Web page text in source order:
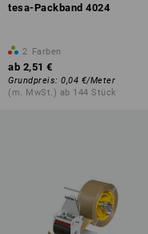
tesa-Packband 4024
2 Farben
ab 2,51 €
Grundpreis: 0,04 €/Meter
(m. MwSt.) ab 144 Stück